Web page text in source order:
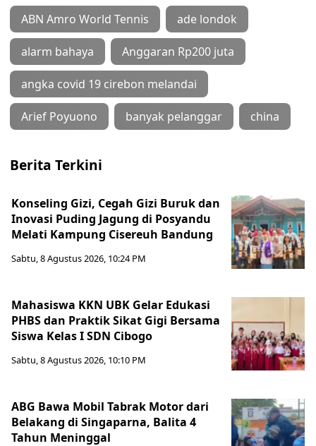
ABN Amro World Tennis ade londok
alarm bahaya Anggaran Rp200 juta
angka covid 19 cirebon melandai
Arief Poyuono banyak pelanggar china
Berita Terkini
Konseling Gizi, Cegah Gizi Buruk dan
Inovasi Puding Jagung di Posyandu
Melati Kampung Cisereuh Bandung
Sabtu, 8 Agustus 2026, 10:24 PM
Mahasiswa KKN UBK Gelar Edukasi
PHBS dan Praktik Sikat Gigi Bersama
Siswa Kelas I SDN Cibogo
Sabtu, 8 Agustus 2026, 10:10 PM
ABG Bawa Mobil Tabrak Motor dari
Belakang di Singaparna, Balita 4
Tahun Meninggal